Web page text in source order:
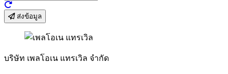
ส่งข้อมูล
บริษัท เพลโอเน แทรเวิล จำกัด